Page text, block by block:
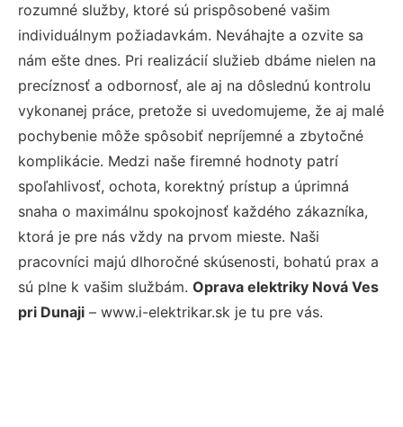
rozumné služby, ktoré sú prispôsobené vašim
individuálnym požiadavkám. Neváhajte a ozvite sa
nám ešte dnes. Pri realizácií služieb dbáme nielen na
precíznosť a odbornosť, ale aj na dôslednú kontrolu
vykonanej práce, pretože si uvedomujeme, že aj malé
pochybenie môže spôsobiť nepríjemné a zbytočné
komplikácie. Medzi naše firemné hodnoty patrí
spoľahlivosť, ochota, korektný prístup a úprimná
snaha o maximálnu spokojnosť každého zákazníka,
ktorá je pre nás vždy na prvom mieste. Naši
pracovníci majú dlhoročné skúsenosti, bohatú prax a
sú plne k vašim službám. Oprava elektriky Nová Ves
pri Dunaji – www.i-elektrikar.sk je tu pre vás.